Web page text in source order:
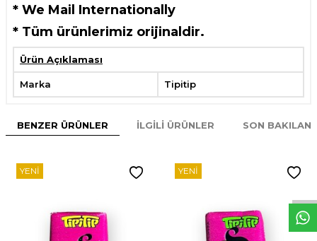
W
h
t
s
p
p
D
e
s
e
H
a
t
t
* We Mail Internationally
* Tüm ürünlerimiz orijinaldir.
Ürün Açıklaması
Marka Tipitip
BENZER ÜRÜNLER İLGILI ÜRÜNLER SON
YENI YENI